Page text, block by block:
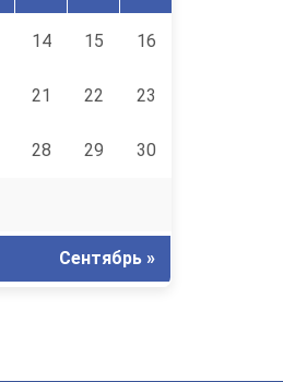
14 15 16
21 22 23
28 29 30
Сентябрь »